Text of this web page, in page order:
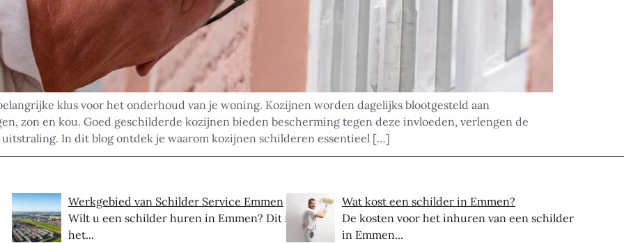
klus voor het onderhoud van je woning. Kozijnen worden dagelijks blootgesteld aan
zon en kou. Goed geschilderde kozijnen bieden bescherming tegen deze invloeden, verlengen de
In dit blog ontdek je waarom kozijnen schilderen essentieel […]
Werkgebied van Schilder Service Emmen
Wilt u een schilder huren in Emmen? Dit is
het...
Wat kost een schilder in Emmen?
De kosten voor het inhuren van een schilder
in Emmen...